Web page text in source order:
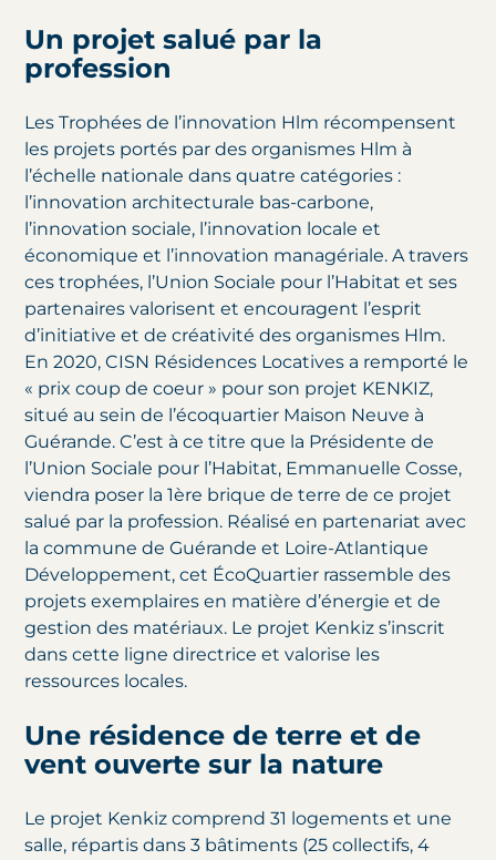
Un projet salué par la
profession
Les Trophées de l’innovation Hlm récompensent
les projets portés par des organismes Hlm à
l’échelle nationale dans quatre catégories :
l’innovation architecturale bas-carbone,
l’innovation sociale, l’innovation locale et
économique et l’innovation managériale. A travers
ces trophées, l’Union Sociale pour l’Habitat et ses
partenaires valorisent et encouragent l’esprit
d’initiative et de créativité des organismes Hlm.
En 2020, CISN Résidences Locatives a remporté le
« prix coup de coeur » pour son projet KENKIZ,
situé au sein de l’écoquartier Maison Neuve à
Guérande. C’est à ce titre que la Présidente de
l’Union Sociale pour l’Habitat, Emmanuelle Cosse,
viendra poser la 1ère brique de terre de ce projet
salué par la profession. Réalisé en partenariat avec
la commune de Guérande et Loire-Atlantique
Développement, cet ÉcoQuartier rassemble des
projets exemplaires en matière d’énergie et de
gestion des matériaux. Le projet Kenkiz s’inscrit
dans cette ligne directrice et valorise les
ressources locales.
Une résidence de terre et de
vent ouverte sur la nature
Le projet Kenkiz comprend 31 logements et une
salle, répartis dans 3 bâtiments (25 collectifs, 4